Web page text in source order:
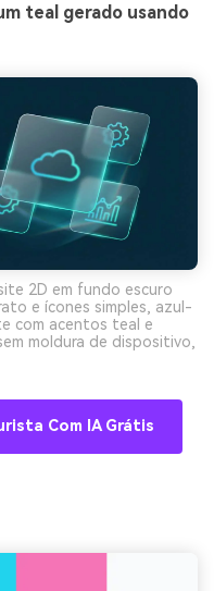
teal gerado usando
2D em fundo escuro
e ícones simples, azul-
com acentos teal e
moldura de dispositivo,
Com IA Grátis